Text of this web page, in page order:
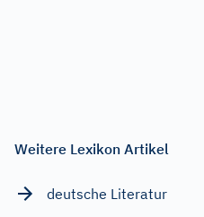
Weitere Lexikon Artikel
deutsche Literatur